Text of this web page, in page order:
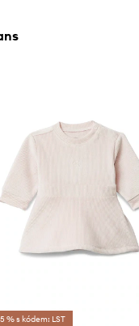
% s kódem: LST